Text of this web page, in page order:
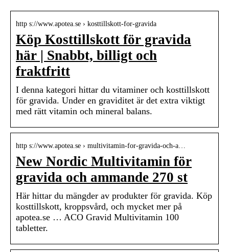
http s://www.apotea.se › kosttillskott-for-gravida
Köp Kosttillskott för gravida
här | Snabbt, billigt och
fraktfritt
I denna kategori hittar du vitaminer och kosttillskott
för gravida. Under en graviditet är det extra viktigt
med rätt vitamin och mineral balans.
http s://www.apotea.se › multivitamin-for-gravida-och-a…
New Nordic Multivitamin för
gravida och ammande 270 st
Här hittar du mängder av produkter för gravida. Köp
kosttillskott, kroppsvård, och mycket mer på
apotea.se … ACO Gravid Multivitamin 100
tabletter.